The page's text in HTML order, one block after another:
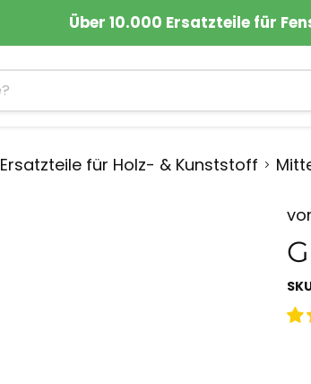
Über 10.000 Ersatzteile für
Ersatzteile für Holz- & Kunststoff